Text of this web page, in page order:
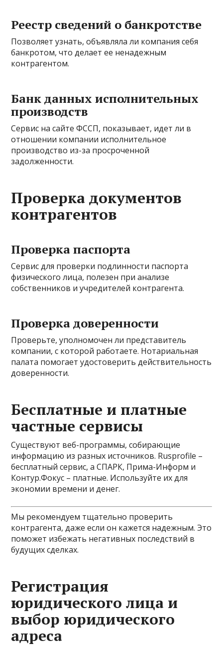
Реестр сведений о банкротстве
Позволяет узнать, объявляла ли компания себя
банкротом, что делает ее ненадежным
контрагентом.
Банк данных исполнительных
производств
Сервис на сайте ФССП, показывает, идет ли в
отношении компании исполнительное
производство из-за просроченной
задолженности.
Проверка документов
контрагентов
Проверка паспорта
Сервис для проверки подлинности паспорта
физического лица, полезен при анализе
собственников и учредителей контрагента.
Проверка доверенности
Проверьте, уполномочен ли представитель
компании, с которой работаете. Нотариальная
палата помогает удостоверить действительность
доверенности.
Бесплатные и платные
частные сервисы
Существуют веб-программы, собирающие
информацию из разных источников. Rusprofile –
бесплатный сервис, а СПАРК, Прима-Информ и
Контур.Фокус – платные. Используйте их для
экономии времени и денег.
Мы рекомендуем тщательно проверить
контрагента, даже если он кажется надежным. Это
поможет избежать негативных последствий в
будущих сделках.
Регистрация
юридического лица и
выбор юридического
адреса